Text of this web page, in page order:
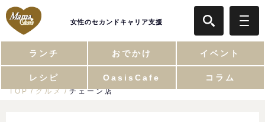
女性のセカンドキャリア支援
ランチ おでかけ イベント
レシピ OasisCafe コラム
TOP グルメ チェーン店